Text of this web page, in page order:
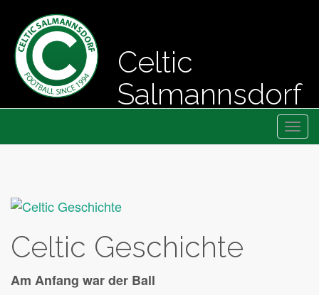
Celtic
Salmannsdorf
Menu
Celtic Geschichte
Am Anfang war der Ball